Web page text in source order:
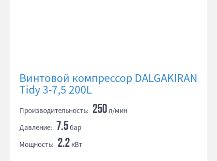
Винтовой компрессор DALGAKIRAN
Tidy 3-7,5 200L
Производительность: 250л/мин
Давление: 7.5бар
Мощность: 2.2 кВт